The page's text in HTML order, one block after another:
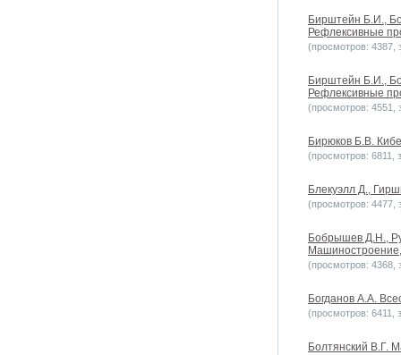
Бирштейн Б.И.,
Рефлексивные
(просмотров: 4387,
Бирштейн Б.И.,
Рефлексивные
(просмотров: 4551,
Бирюков Б.В.
(просмотров: 6811,
Блекуэлл Д.,
(просмотров: 4477,
Бобрышев Д.Н.,
(просмотров: 4368,
Богданов А.А.
(просмотров: 6411,
Болтянский В.Г.